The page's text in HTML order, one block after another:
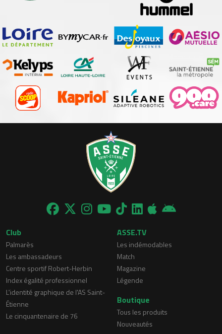
Club
Palmarès
Les ambassadeurs
Centre sportif Robert-Herbin
Index égalité professionnel
L'identité graphique de l'AS Saint-
Étienne
Le cinquantenaire de 76
ASSE.TV
Les indémodables
Match
Magazine
Légende
Boutique
Tous les produits
Nouveautés